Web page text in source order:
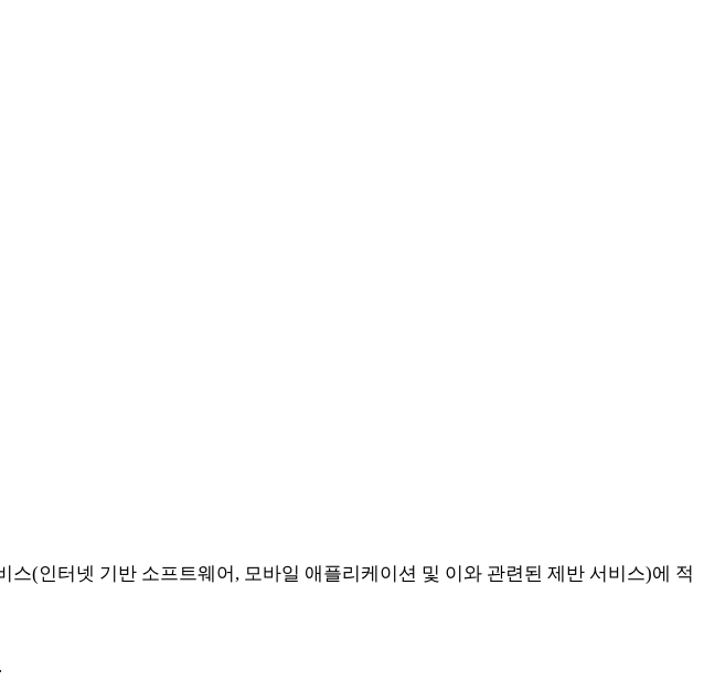
(인터넷 기반 소프트웨어, 모바일 애플리케이션 및 이와 관련된 제반 서비스)에 적